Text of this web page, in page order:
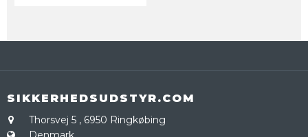
SIKKERHEDSUDSTYR.COM
Thorsvej 5 , 6950 Ringkøbing